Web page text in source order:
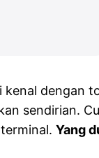
sendirian.
Yang